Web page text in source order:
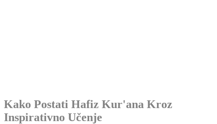
Kako Postati Hafiz Kur'ana Kroz
Inspirativno Učenje